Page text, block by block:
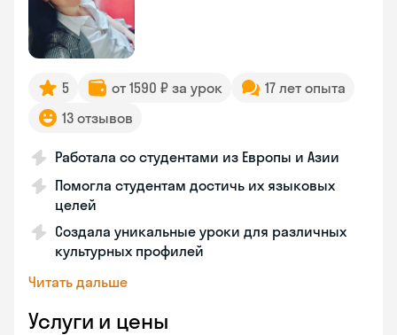
5 от 1590 ₽ за урок
17 лет опыта
13 отзывов
Работала со студентами из Европы и Азии
Помогла студентам достичь их языковых
целей
Создала уникальные уроки для различных
культурных профилей
Читать дальше
Услуги и цены